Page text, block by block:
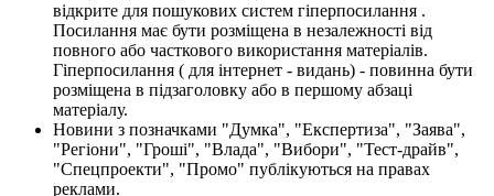
відкрите для пошукових систем гіперпосилання .
Посилання має бути розміщена в незалежності від
повного або часткового використання матеріалів.
Гіперпосилання ( для інтернет - видань) - повинна бути
розміщена в підзаголовку або в першому абзаці
матеріалу.
Новини з позначками "Думка", "Експертиза", "Заява",
"Регіони", "Гроші", "Влада", "Вибори", "Тест-драйв",
"Спецпроекти", "Промо" публікуються на правах
реклами.